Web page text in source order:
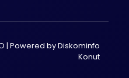
| Powered by Diskominfo
Konut